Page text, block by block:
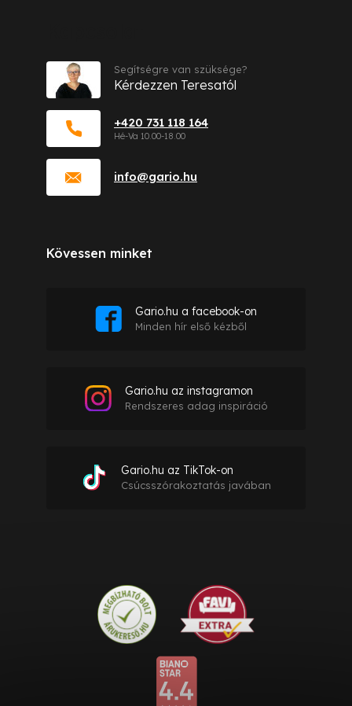
info@gario.hu
+420 731 118 164
Segítségre van szüksége?
Kérdezzen Teresatól
Kövessen minket
Gario.hu a facebook-on
Minden hír első kézből
Gario.hu az instagramon
Rendszeres adag inspiráció
Gario.hu az TikTok-on
Csúcsszórakoztatás javában